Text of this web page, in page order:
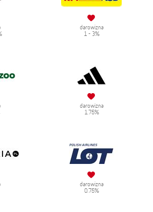
darowizna
1 - 3%
darowizna
1.75%
darowizna
0.75%